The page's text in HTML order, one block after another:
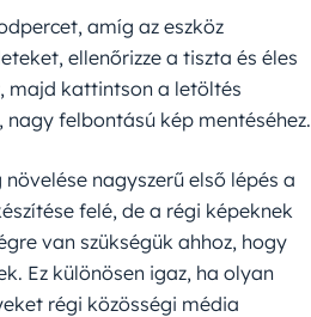
amíg az eszköz
ellenőrizze a tiszta és éles
majd kattintson a letöltés
felbontású kép mentéséhez.
nagyszerű első lépés a
felé, de a régi képeknek
van szükségük ahhoz, hogy
Ez különösen igaz, ha olyan
régi közösségi média